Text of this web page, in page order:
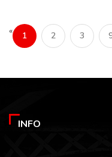
« 1 2 3
INFO